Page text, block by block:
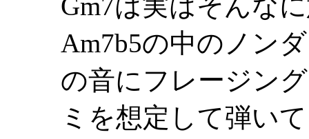
Gm7は実はそんな
Am7b5の中のノン
の音にフレージン
ミを想定して弾い